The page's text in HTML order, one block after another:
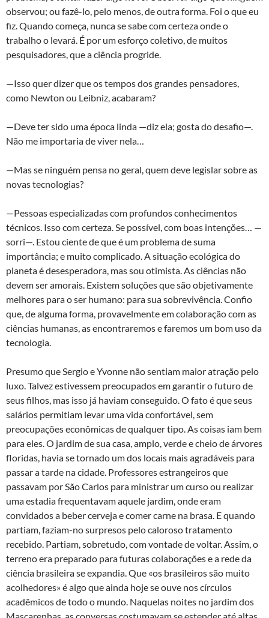
observou; ou fazê-lo, pelo menos, de outra forma. Foi o que eu
fiz. Quando começa, nunca se sabe com certeza onde o
trabalho o levará. É por um esforço coletivo, de muitos
pesquisadores, que a ciência progride.
—Isso quer dizer que os tempos dos grandes pensadores,
como Newton ou Leibniz, acabaram?
—Deve ter sido uma época linda —diz ela; gosta do desafio—.
Não me importaria de viver nela…
—Mas se ninguém pensa no geral, quem deve legislar sobre as
novas tecnologias?
—Pessoas especializadas com profundos conhecimentos
técnicos. Isso com certeza. Se possível, com boas intenções… —
sorri—. Estou ciente de que é um problema de suma
importância; e muito complicado. A situação ecológica do
planeta é desesperadora, mas sou otimista. As ciências não
devem ser amorais. Existem soluções que são objetivamente
melhores para o ser humano: para sua sobrevivência. Confio
que, de alguma forma, provavelmente em colaboração com as
ciências humanas, as encontraremos e faremos um bom uso da
tecnologia.
Presumo que Sergio e Yvonne não sentiam maior atração pelo
luxo. Talvez estivessem preocupados em garantir o futuro de
seus filhos, mas isso já haviam conseguido. O fato é que seus
salários permitiam levar uma vida confortável, sem
preocupações econômicas de qualquer tipo. As coisas iam bem
para eles. O jardim de sua casa, amplo, verde e cheio de árvores
floridas, havia se tornado um dos locais mais agradáveis para
passar a tarde na cidade. Professores estrangeiros que
passavam por São Carlos para ministrar um curso ou realizar
uma estadia frequentavam aquele jardim, onde eram
convidados a beber cerveja e comer carne na brasa. E quando
partiam, faziam-no surpresos pelo caloroso tratamento
recebido. Partiam, sobretudo, com vontade de voltar. Assim, o
terreno era preparado para futuras colaborações e a rede da
ciência brasileira se expandia. Que «os brasileiros são muito
acolhedores» é algo que ainda hoje se ouve nos círculos
acadêmicos de todo o mundo. Naquelas noites no jardim dos